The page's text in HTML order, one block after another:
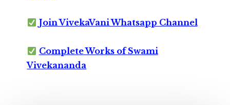
Join VivekaVani Whatsapp Channel
Complete Works of Swami
Vivekananda